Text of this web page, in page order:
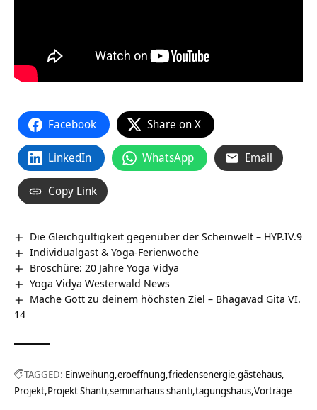
Facebook Share on X
LinkedIn WhatsApp Email
Copy Link
Die Gleichgültigkeit gegenüber der Scheinwelt – HYP.IV.9
Individualgast & Yoga-Ferienwoche
Broschüre: 20 Jahre Yoga Vidya
Yoga Vidya Westerwald News
Mache Gott zu deinem höchsten Ziel – Bhagavad Gita VI.
14
TAGGED: Einweihung eroeffnung friedensenergie gästehaus
Projekt Projekt Shanti seminarhaus shanti tagungshaus Vorträge